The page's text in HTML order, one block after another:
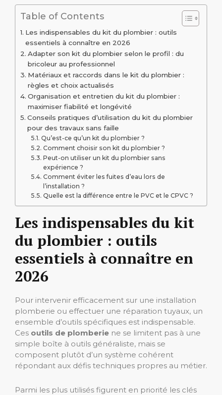
Table of Contents
Les indispensables du kit du plombier : outils
essentiels à connaître en 2026
Adapter son kit du plombier selon le profil : du
bricoleur au professionnel
Matériaux et raccords dans le kit du plombier :
règles et choix actualisés
Organisation et entretien du kit du plombier :
maximiser fiabilité et longévité
Conseils pratiques d’utilisation du kit du plombier
pour des travaux sans faille
Qu’est-ce qu’un kit du plombier ?
Comment choisir son kit du plombier ?
Peut-on utiliser un kit du plombier sans
expérience ?
Comment éviter les fuites d’eau lors de
l’installation ?
Quelle est la différence entre le PVC et le CPVC ?
Les indispensables du kit
du plombier : outils
essentiels à connaître en
2026
Pour intervenir efficacement sur une installation
plomberie ou effectuer une réparation tuyaux, un
ensemble d’outils spécifiques est indispensable.
Ces outils de plomberie ne se limitent pas à une
simple boîte à outils généraliste, mais se
composent plutôt d’un système cohérent
répondant aux défis techniques propres au métier.
Parmi les plus utilisés figurent en priorité les clés